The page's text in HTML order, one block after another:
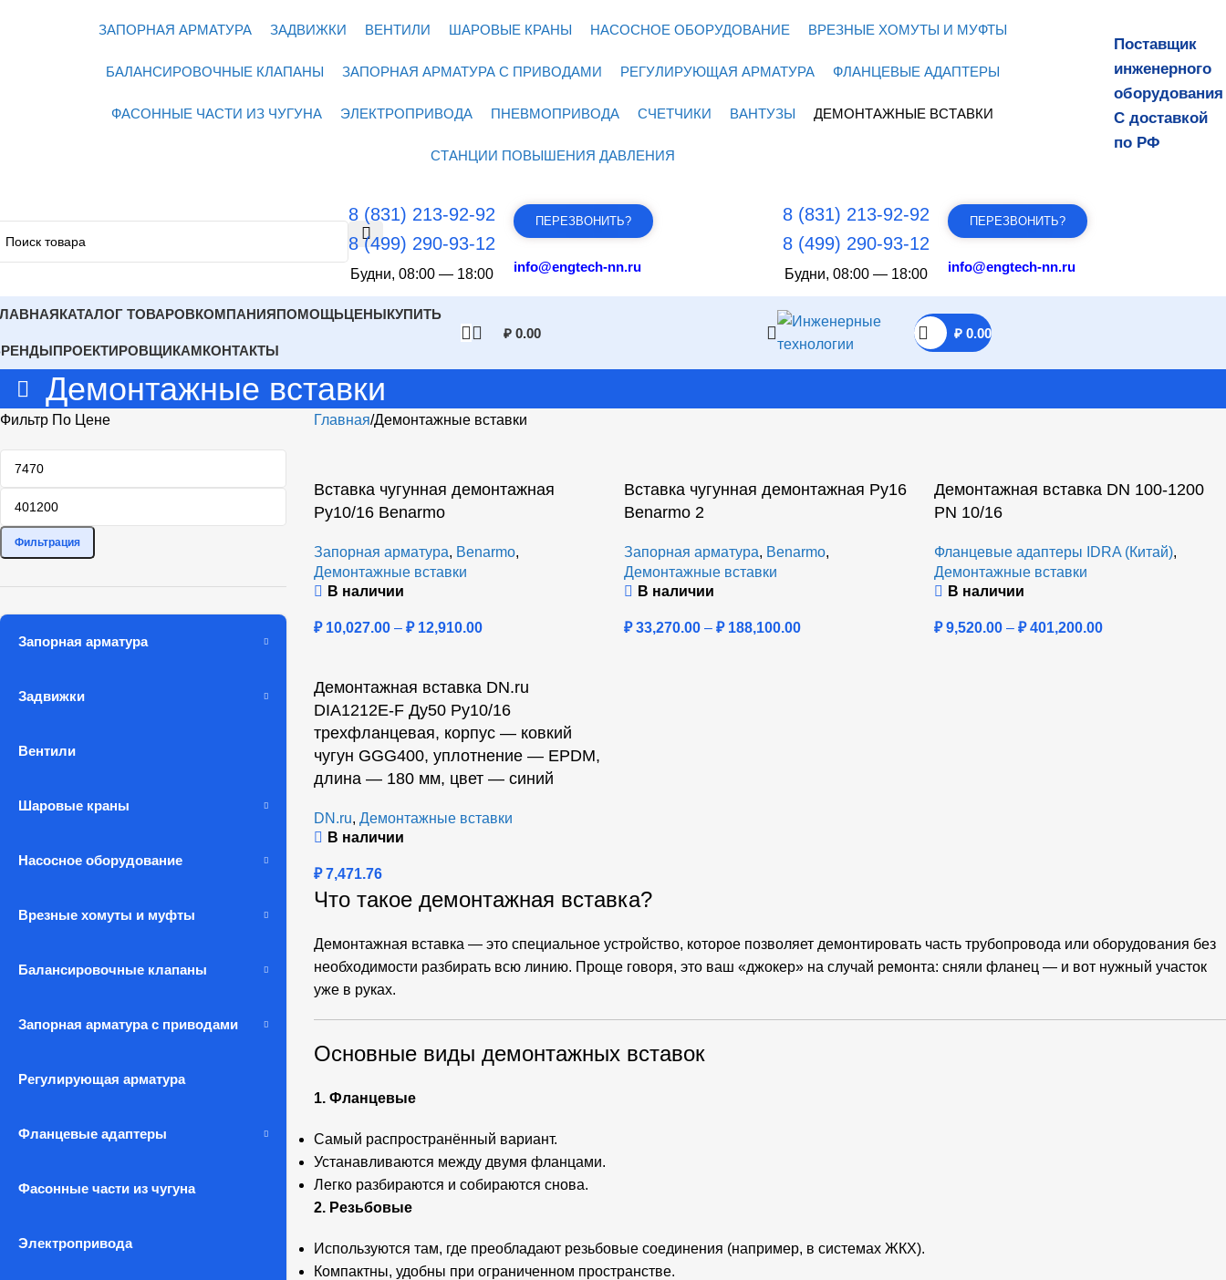
ЗАПОРНАЯ АРМАТУРА ЗАДВИЖКИ ВЕНТИЛИ ШАРОВЫЕ КРАНЫ НАСОСНОЕ ОБОРУДОВАНИЕ ВРЕЗНЫЕ ХОМУТЫ И МУФТЫ
БАЛАНСИРОВОЧНЫЕ КЛАПАНЫ ЗАПОРНАЯ АРМАТУРА С ПРИВОДАМИ РЕГУЛИРУЮЩАЯ АРМАТУРА ФЛАНЦЕВЫЕ АДАПТЕРЫ
ФАСОННЫЕ ЧАСТИ ИЗ ЧУГУНА ЭЛЕКТРОПРИВОДА ПНЕВМОПРИВОДА СЧЕТЧИКИ ВАНТУЗЫ ДЕМОНТАЖНЫЕ ВСТАВКИ
СТАНЦИИ ПОВЫШЕНИЯ ДАВЛЕНИЯ
Поставщик
инженерного
оборудования
С доставкой
по РФ
8 (831) 213-92-92
8 (499) 290-93-12
Будни, 08:00 — 18:00
ПЕРЕЗВОНИТЬ?
info@engtech-nn.ru
8 (831) 213-92-92
8 (499) 290-93-12
Будни, 08:00 — 18:00
ПЕРЕЗВОНИТЬ?
info@engtech-nn.ru
КАТАЛОГ ТОВАРОВКОМПАНИЯПОМОЩЬЦЕНЫКУПИТЬ
ПРОЕКТИРОВЩИКАМКОНТАКТЫ
₽0.00 ₽0.00
Демонтажные вставки
Фильтр По Цене
Фильтрация
Запорная арматура
Задвижки
Вентили
Шаровые краны
Насосное оборудование
Врезные хомуты и муфты
Балансировочные клапаны
Запорная арматура с приводами
Регулирующая арматура
Фланцевые адаптеры
Фасонные части из чугуна
Электропривода
Главная Демонтажные вставки
Вставка чугунная демонтажная
Ру10/16 Benarmo
Запорная арматура, Benarmo,
Демонтажные вставки
В наличии
₽10,027.00 – ₽12,910.00
Вставка чугунная демонтажная Ру16
Benarmo 2
Запорная арматура, Benarmo,
Демонтажные вставки
В наличии
₽33,270.00 – ₽188,100.00
Демонтажная вставка DN 100-1200
PN 10/16
Фланцевые адаптеры IDRA (Китай),
Демонтажные вставки
В наличии
₽9,520.00 – ₽401,200.00
Демонтажная вставка DN.ru
DIA1212E-F Ду50 Ру10/16
трехфланцевая, корпус — ковкий
чугун GGG400, уплотнение — EPDM,
длина — 180 мм, цвет — синий
DN.ru, Демонтажные вставки
В наличии
₽7,471.76
Что такое демонтажная вставка?
Демонтажная вставка — это специальное устройство, которое позволяет демонтировать часть трубопровода или оборудования без
необходимости разбирать всю линию. Проще говоря, это ваш «джокер» на случай ремонта: сняли фланец — и вот нужный участок
уже в руках.
Основные виды демонтажных вставок
1. Фланцевые
Самый распространённый вариант.
Устанавливаются между двумя фланцами.
Легко разбираются и собираются снова.
2. Резьбовые
Используются там, где преобладают резьбовые соединения (например, в системах ЖКХ).
Компактны, удобны при ограниченном пространстве.